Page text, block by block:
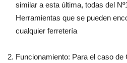
similar a esta última, todas del
Herramientas que se pueden
cualquier ferretería
Funcionamiento: Para el caso